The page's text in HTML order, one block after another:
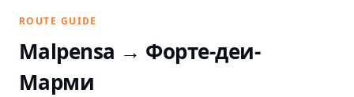
ROUTE GUIDE
Malpensa → Форте-деи-
Марми